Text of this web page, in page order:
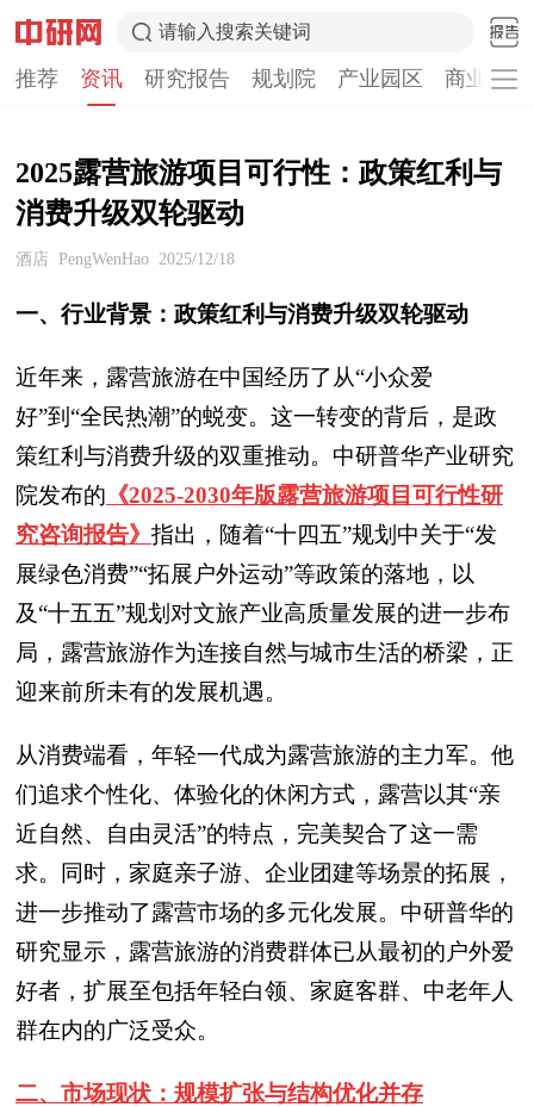
请输入搜索关键词
推荐 资讯 研究报告 规划院 产业园区 商业计
2025露营旅游项目可行性：政策红利与
消费升级双轮驱动
酒店 PengWenHao 2025/12/18
一、行业背景：政策红利与消费升级双轮驱动
近年来，露营旅游在中国经历了从“小众爱
好”到“全民热潮”的蜕变。这一转变的背后，是政
策红利与消费升级的双重推动。中研普华产业研究
院发布的 《2025-2030年版露营旅游项目可行性研
究咨询报告》 指出，随着“十四五”规划中关于“发
展绿色消费”“拓展户外运动”等政策的落地，以
及“十五五”规划对文旅产业高质量发展的进一步布
局，露营旅游作为连接自然与城市生活的桥梁，正
迎来前所未有的发展机遇。
从消费端看，年轻一代成为露营旅游的主力军。他
们追求个性化、体验化的休闲方式，露营以其“亲
近自然、自由灵活”的特点，完美契合了这一需
求。同时，家庭亲子游、企业团建等场景的拓展，
进一步推动了露营市场的多元化发展。中研普华的
研究显示，露营旅游的消费群体已从最初的户外爱
好者，扩展至包括年轻白领、家庭客群、中老年人
群在内的广泛受众。
二、市场现状：规模扩张与结构优化并存